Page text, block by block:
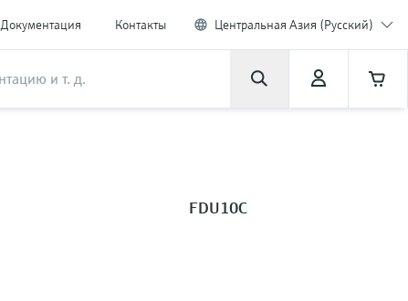
Документация Контакты Центральная Азия (Русский)
FDU10C